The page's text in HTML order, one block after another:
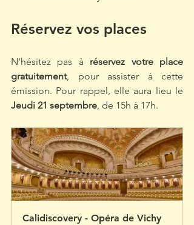
Réservez vos places
N'hésitez pas à réservez votre place
gratuitement, pour assister à cette
Jeudi 21 septembre, de 15h à 17h.
Calidiscovery - Opéra de Vichy